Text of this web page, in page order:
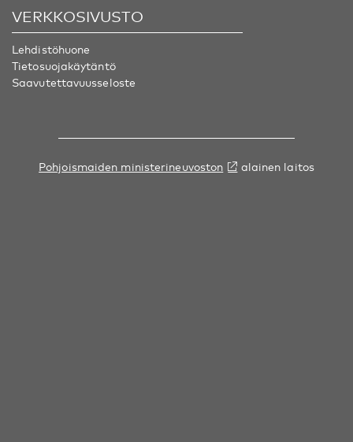
VERKKOSIVUSTO
Lehdistöhuone
Tietosuojakäytäntö
Saavutettavuusseloste
Pohjoismaiden ministerineuvoston alainen laitos